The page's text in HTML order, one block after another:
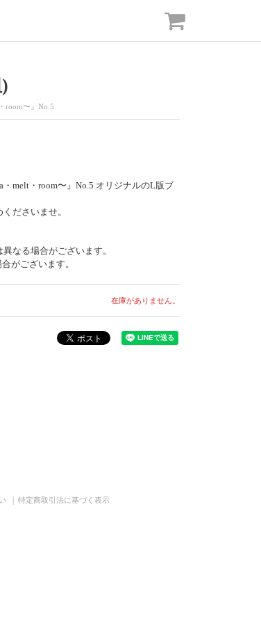
room〜』No.5
・melt・room〜』No.5 オリジナルのL版ブ
ださいませ。
なる場合がございます。
がございます。
在庫がありません。
特定商取引法に基づく表示